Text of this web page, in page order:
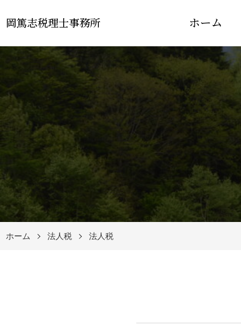
岡篤志税理士事務所 ホーム
ホーム 法人税 法人税